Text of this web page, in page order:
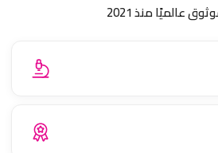
عالميًا منذ 2021